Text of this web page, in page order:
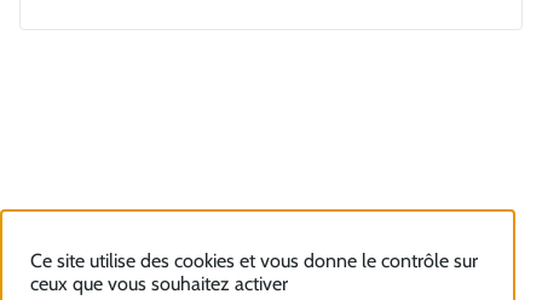
Ce site utilise des cookies et vous donne le contrôle sur
ceux que vous souhaitez activer